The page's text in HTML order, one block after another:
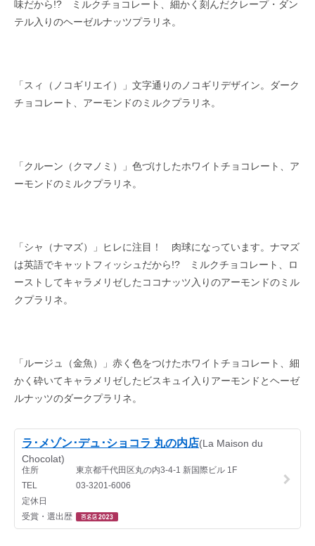
味だから!? ミルクチョコレート、細かく刻んだクレープ・ダン
テル入りのヘーゼルナッツプラリネ。
「スィ（ノコギリエイ）」文字通りのノコギリデザイン。ダーク
チョコレート、アーモンドのミルクプラリネ。
「クルーン（クマノミ）」色づけしたホワイトチョコレート、ア
ーモンドのミルクプラリネ。
「シャ（ナマズ）」ヒレに注目！ 肉球になっています。ナマズ
は英語でキャットフィッシュだから!? ミルクチョコレート、ロ
ーストしてキャラメリゼしたココナッツ入りのアーモンドのミル
クプラリネ。
「ルージュ（金魚）」赤く色をつけたホワイトチョコレート、細
かく砕いてキャラメリゼしたビスキュイ入りアーモンドとヘーゼ
ルナッツのダークプラリネ。